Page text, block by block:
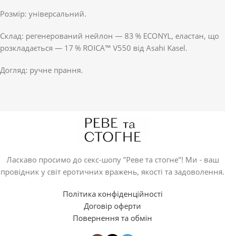
Розмір: універсальний.
Склад: регенерований нейлон — 83 % ECONYL, еластан, що
розкладається — 17 % ROICA™ V550 від Asahi Kasel.
Догляд: ручне прання.
Ласкаво просимо до секс-шопу "Реве та стогне"! Ми - ваш
провідник у світ еротичних вражень, якості та задоволення.
Політика конфіденційності
Договір оферти
Повернення та обмін